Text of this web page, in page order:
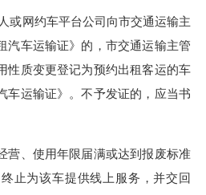
网约车平台公司向市交通运输主
汽车运输证》的，市交通运输主管
性质变更登记为预约出租客运的车
车运输证》。不予发证的，应当书
、使用年限届满或达到报废标准
止为该车提供线上服务，并交回